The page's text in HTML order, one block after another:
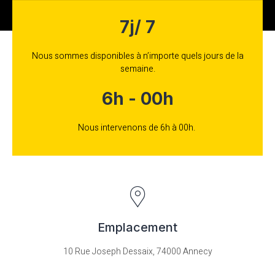
Emplacement
10 Rue Joseph Dessaix, 74000 Annecy
7j/ 7
Nous sommes disponibles à n’importe quels jours de la
semaine.
6h - 00h
Nous intervenons de 6h à 00h.